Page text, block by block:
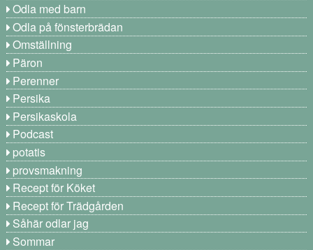
Odla med barn
Odla på fönsterbrädan
Omställning
Päron
Perenner
Persika
Persikaskola
Podcast
potatis
provsmakning
Recept för Köket
Recept för Trädgården
Såhär odlar jag
Sommar